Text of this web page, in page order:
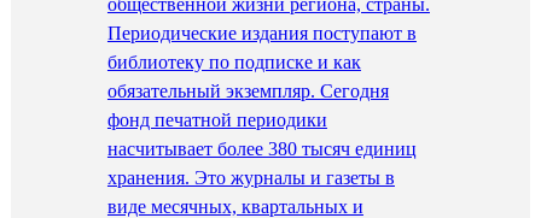
общественной жизни региона, страны.
Периодические издания поступают в
библиотеку по подписке и как
обязательный экземпляр. Сегодня
фонд печатной периодики
насчитывает более 380 тысяч единиц
хранения. Это журналы и газеты в
виде месячных, квартальных и